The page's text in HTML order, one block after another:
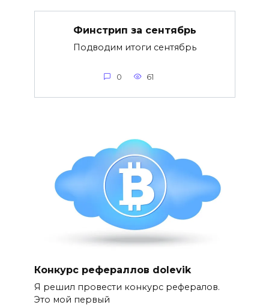
Финстрип за сентябрь
Подводим итоги сентябрь
0 61
Конкурс рефераллов dolevik
Я решил провести конкурс рефералов.
Это мой первый